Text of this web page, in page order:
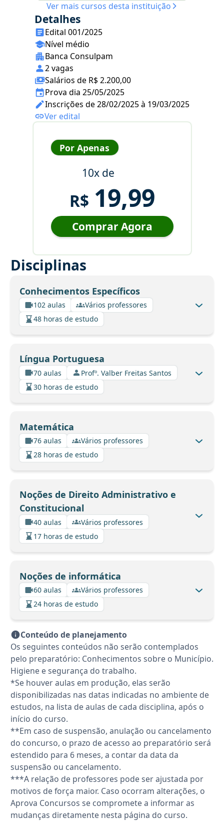
Ver mais cursos desta instituição
Detalhes
Edital 001/2025
Nível médio
Banca Consulpam
2 vagas
Salários de R$ 2.200,00
Prova dia 25/05/2025
Inscrições de 28/02/2025 à 19/03/2025
Ver edital
Por Apenas
10x de
R$ 19,99
Comprar Agora
Disciplinas
Conhecimentos Específicos
102 aulas
Vários professores
48 horas de estudo
Língua Portuguesa
70 aulas
Profº. Valber Freitas Santos
30 horas de estudo
Matemática
76 aulas
Vários professores
28 horas de estudo
Noções de Direito Administrativo e
Constitucional
40 aulas
Vários professores
17 horas de estudo
Noções de informática
60 aulas
Vários professores
24 horas de estudo
Conteúdo de planejamento
Os seguintes conteúdos não serão contemplados
pelo preparatório: Conhecimentos sobre o Município.
Higiene e segurança do trabalho.
*Se houver aulas em produção, elas serão
disponibilizadas nas datas indicadas no ambiente de
estudos, na lista de aulas de cada disciplina, após o
início do curso.
**Em caso de suspensão, anulação ou cancelamento
do concurso, o prazo de acesso ao preparatório será
estendido para 6 meses, a contar da data da
suspensão ou cancelamento.
***A relação de professores pode ser ajustada por
motivos de força maior. Caso ocorram alterações, o
Aprova Concursos se compromete a informar as
mudanças diretamente nesta página do curso.